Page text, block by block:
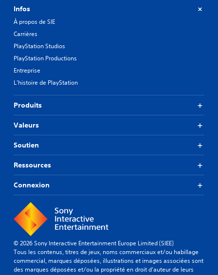
Infos
À propos de SIE
Carrières
PlayStation Studios
PlayStation Productions
Entreprise
L'histoire de PlayStation
Produits
Valeurs
Soutien
Ressources
Connexion
© 2026 Sony Interactive Entertainment Europe Limited (SIEE)
Tous les contenus, titres de jeux, noms commerciaux et/ou habillage
commercial, marques déposées, illustrations et images associées sont
des marques déposées et/ou la propriété en droit d'auteur de leurs